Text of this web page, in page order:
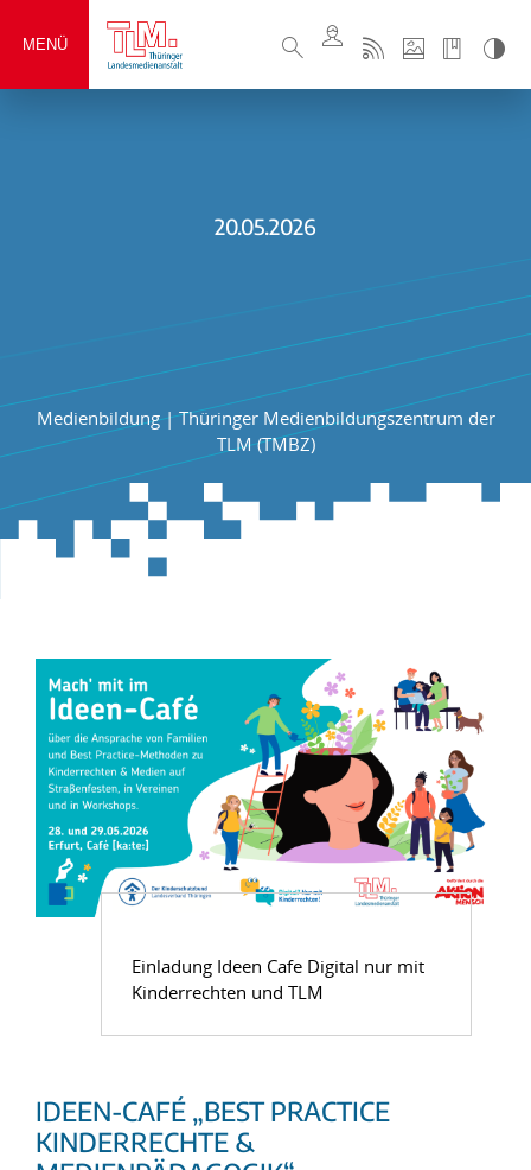
MENÜ
20.05.2026
Medienbildung|Thüringer Medienbildungszentrum der
TLM (TMBZ)
Einladung Ideen Cafe Digital nur mit
Kinderrechten und TLM
IDEEN-CAFÉ „BEST PRACTICE
KINDERRECHTE &